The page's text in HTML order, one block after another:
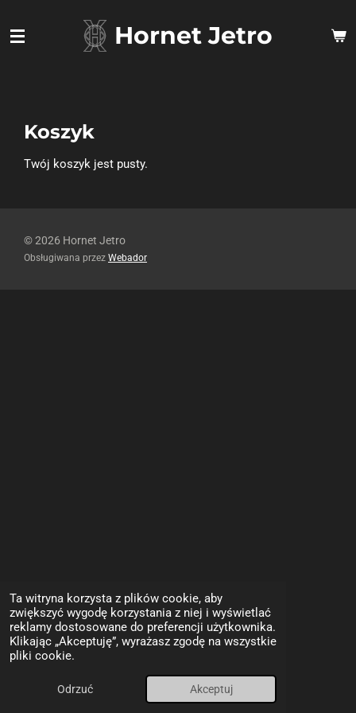
Ta witryna korzysta z plików cookie, aby
zwiększyć wygodę korzystania z niej i wyświetlać
reklamy dostosowane do preferencji użytkownika.
Klikając „Akceptuję”, wyrażasz zgodę na wszystkie
pliki cookie.
Odrzuć Akceptuj
do
Hornet Jetro
Koszyk
Twój koszyk jest pusty.
© 2026 Hornet Jetro
Obsługiwana przez Webador